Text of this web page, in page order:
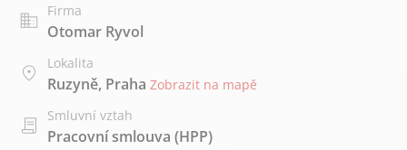
Firma
Otomar Ryvol
Lokalita
Ruzyně, Praha Zobrazit na mapě
Smluvní vztah
Pracovní smlouva (HPP)